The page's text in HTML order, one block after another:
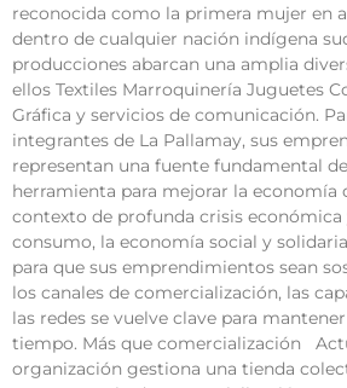
reconocida como la primera mujer en
dentro de cualquier nación indígena
producciones abarcan una amplia
ellos Textiles Marroquinería Juguetes
Gráfica y servicios de comunicación.
integrantes de La Pallamay, sus
representan una fuente fundamental
herramienta para mejorar la economía
contexto de profunda crisis económica
consumo, la economía social y
para que sus emprendimientos sean
los canales de comercialización, las
las redes se vuelve clave para
tiempo. Más que comercialización
organización gestiona una tienda